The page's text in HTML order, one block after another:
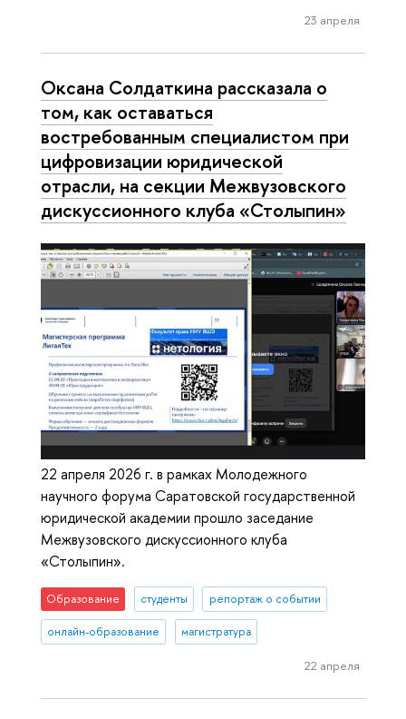
23 апреля
Оксана Солдаткина рассказала о
том, как оставаться
востребованным специалистом при
цифровизации юридической
отрасли, на секции Межвузовского
дискуссионного клуба «Столыпин»
22 апреля 2026 г. в рамках Молодежного
научного форума Саратовской государственной
юридической академии прошло заседание
Межвузовского дискуссионного клуба
«Столыпин».
Образование студенты репортаж о событии
онлайн-образование магистратура
22 апреля